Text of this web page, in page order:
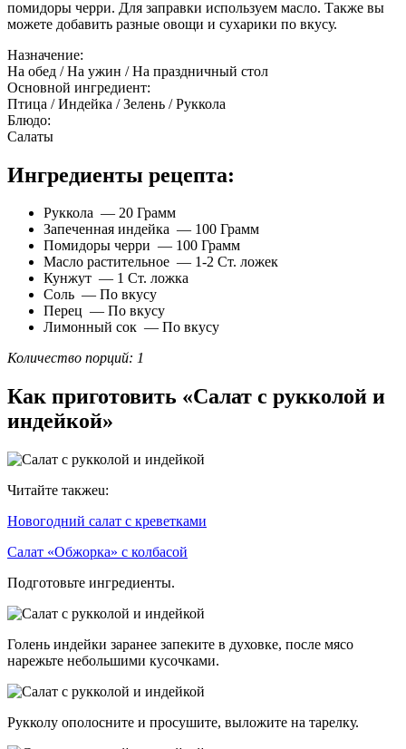
помидоры черри. Для заправки используем масло. Также вы
можете добавить разные овощи и сухарики по вкусу.
Назначение:
На обед / На ужин / На праздничный стол
Основной ингредиент:
Птица / Индейка / Зелень / Руккола
Блюдо:
Салаты
Ингредиенты рецепта:
Руккола — 20 Грамм
Запеченная индейка — 100 Грамм
Помидоры черри — 100 Грамм
Масло растительное — 1-2 Ст. ложек
Кунжут — 1 Ст. ложка
Соль — По вкусу
Перец — По вкусу
Лимонный сок — По вкусу
Количество порций: 1
Как приготовить «Салат с рукколой и
индейкой»
Читайте такжеu:
Новогодний салат с креветками
Салат «Обжорка» с колбасой
Подготовьте ингредиенты.
Голень индейки заранее запеките в духовке, после мясо
нарежьте небольшими кусочками.
Рукколу ополосните и просушите, выложите на тарелку.